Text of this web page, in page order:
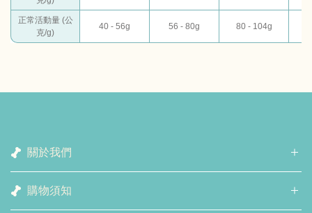
正常活動量 (公
克/g)
40 - 56g 56 - 80g 80 - 104g
關於我們
購物須知